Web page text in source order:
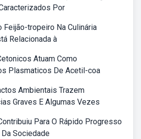
Por
Feijão-tropeiro Na Culinária
Relacionada à
Atuam Como
Plasmaticos De Acetil-coa
Ambientais Trazem
Graves E Algumas Vezes
Para O Rápido Progresso
Sociedade